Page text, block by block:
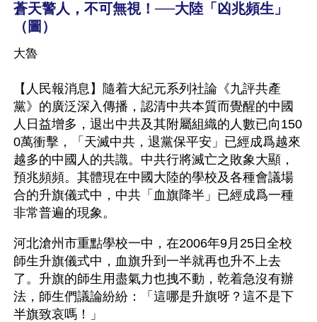
蒼天警人，不可無視！──大陸「凶兆頻生」
（圖）
大魯
【人民報消息】隨着大紀元系列社論《九評共產
黨》的廣泛深入傳播，認清中共本質而覺醒的中國
人日益增多，退出中共及其附屬組織的人數已向150
0萬衝擊，「天滅中共，退黨保平安」已經成爲越來
越多的中國人的共識。中共行將滅亡之敗象大顯，
預兆頻頻。其體現在中國大陸的學校及各種會議場
合的升旗儀式中，中共「血旗降半」已經成爲一種
非常普遍的現象。
河北滄州市重點學校一中，在2006年9月25日全校
師生升旗儀式中，血旗升到一半就再也升不上去
了。升旗的師生用盡氣力也拽不動，乾着急沒有辦
法，師生們議論紛紛：「這哪是升旗呀？這不是下
半旗致哀嗎！」